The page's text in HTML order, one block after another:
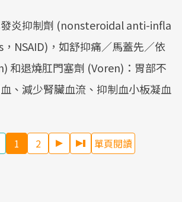
發炎抑制劑 (nonsteroidal anti-infla
NSAID)，如舒抑痛／馬蓋先／依
和退燒肛門塞劑 (Voren)：胃部不
、減少腎臟血流、抑制血小板凝血
1 2 單頁閱讀